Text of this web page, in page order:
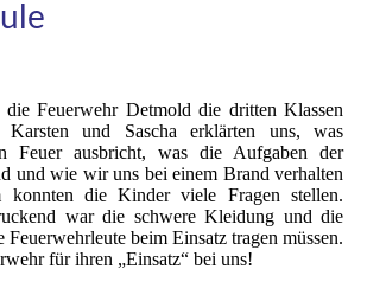
Feuerwehr Detmold die dritten Klassen
Karsten und Sascha erklärten uns, was
Feuer ausbricht, was die Aufgaben der
und wie wir uns bei einem Brand verhalten
konnten die Kinder viele Fragen stellen.
war die schwere Kleidung und die
Feuerwehrleute beim Einsatz tragen müssen.
für ihren „Einsatz“ bei uns!